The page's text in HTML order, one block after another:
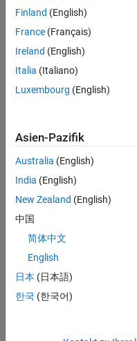
Suchkriterien
weiter
fassen
oder
alle
Stellenangebote
anzeigen .
noch
keine
offenen
Stellen
können,
die
Ihren
entsprechen,
werden
Finland (English)
France (Français)
Ireland (English)
Italia (Italiano)
Luxembourg (English)
Asien-Pazifik
Australia (English)
India (English)
New Zealand (English)
中国
简体中文
English
日本 (日本語)
한국 (한국어)